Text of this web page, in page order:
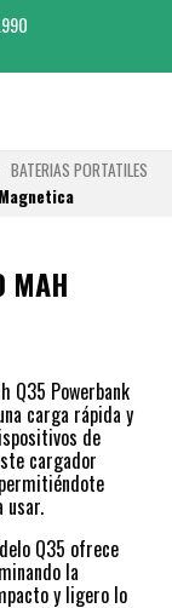
BATERIAS PORTATILES
MAH
Q35 Powerbank
carga rápida y
de
cargador
usar.
Q35 ofrece
la
y ligero lo